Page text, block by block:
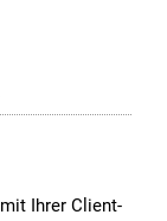
mit Ihrer Client-